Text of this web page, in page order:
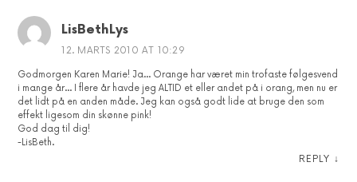
LisBethLys
12. MARTS 2010 AT 10:29
Godmorgen Karen Marie! Ja… Orange har været min trofaste følgesvend
i mange år… I flere år havde jeg ALTID et eller andet på i orang, men nu er
det lidt på en anden måde. Jeg kan også godt lide at bruge den som
effekt ligesom din skønne pink!
God dag til dig!
-LisBeth.
REPLY ↓